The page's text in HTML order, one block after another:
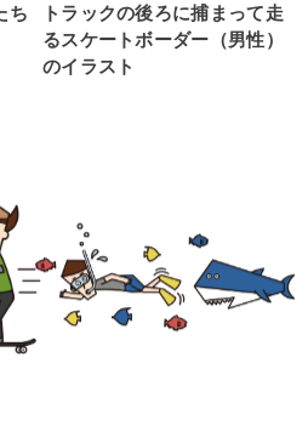
ち
トラックの後ろに捕まって走
るスケートボーダー（男性）
のイラスト